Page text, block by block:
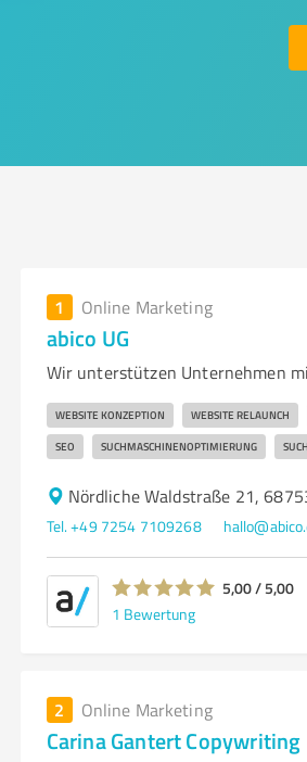
1 Online Marketing
abico UG
Wir unterstützen Unternehmen
WEBSITE KONZEPTION WEBSITE RELAUNCH
SEO SUCHMASCHINENOPTIMIERUNG
Nördliche Waldstraße 21,
Tel. +49 7254 7109268
5,00 / 5,00
1 Bewertung
2 Online Marketing
Carina Gantert Copywriting